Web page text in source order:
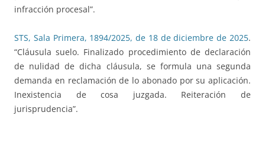
infracción procesal”.
STS, Sala Primera, 1894/2025, de 18 de diciembre de 2025.
“Cláusula suelo. Finalizado procedimiento de declaración
de nulidad de dicha cláusula, se formula una segunda
demanda en reclamación de lo abonado por su aplicación.
Inexistencia de cosa juzgada. Reiteración de
jurisprudencia”.